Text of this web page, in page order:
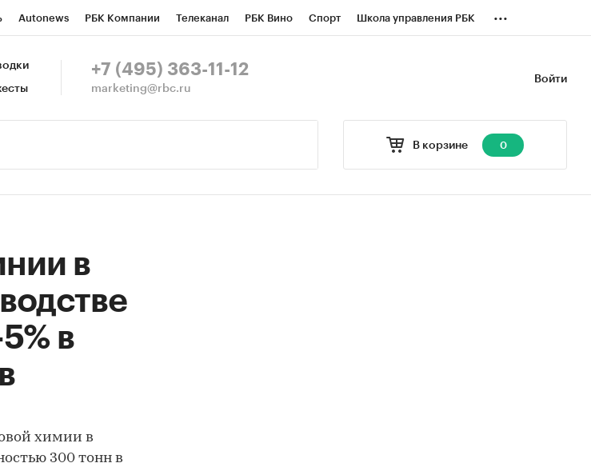
Autonews РБК Компании Телеканал РБК Вино Спорт Школа управления РБК
Конференции СПб Спецпроекты
...
Войти
+7 (495) 363-11-12
marketing@rbc.ru
В корзине 0
в
в
химии в
300 тонн в